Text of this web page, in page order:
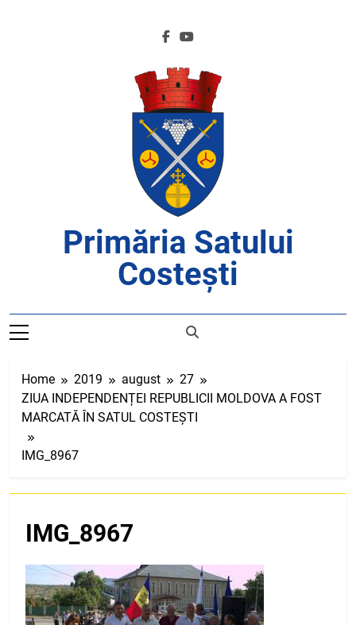
Primăria Satului
Costești
Home 2019 august
27
ZIUA INDEPENDENȚEI REPUBLICII MOLDOVA A FOST
MARCATĂ ÎN SATUL COSTEȘTI
IMG_8967
IMG_8967